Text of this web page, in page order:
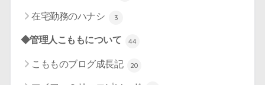
在宅勤務のハナシ 3
◆管理人こももについて 44
こもものブログ成長記 20